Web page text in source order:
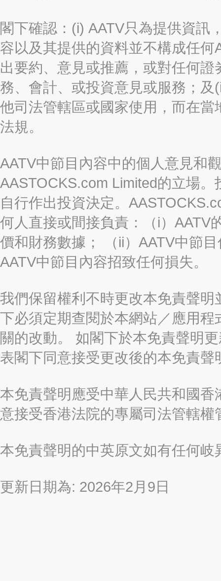
閣下確認：(i) AATV只為提供資訊
容以及其提供的資料並不構成任
出要約、意見或推薦，或對任何
務、會計、或投資意見或服務；
他司法管轄區或國家使用，而在
法規。
AATV中節目內容中的個人意見和
AASTOCKS.com Limited的立場
自行作出投資決定。
何人直接或間接負責：（i）AATV
價和財務數據； （ii）AATV中節
AATV中節目內容招致任何損失。
我們保留權利不時更改本免責聲
下必須定期查閱於本網站／應用
關的改動。 如閣下於本免責聲明
表閣下同意接受更改後的本免責聲
本免責聲明應受中華人民共和國
意接受香港法院的專屬司法管轄權
本免責聲明的中英原文如有任何
更新日期為: 2026年2月9日